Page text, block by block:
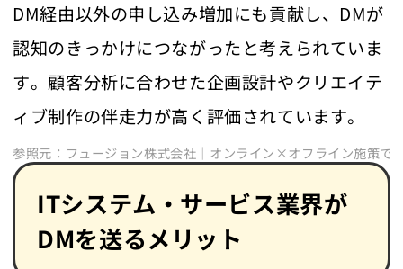
DM経由以外の申し込み増加にも貢献し、DMが
認知のきっかけにつながったと考えられていま
す。顧客分析に合わせた企画設計やクリエイテ
ィブ制作の伴走力が高く評価されています。
参照元：フュージョン株式会社｜オンライン×オフライン施策で
ITシステム・サービス業界が
DMを送るメリット